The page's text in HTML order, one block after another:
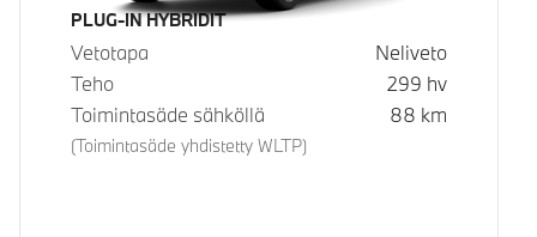
Käyttövoima
PLUG-IN HYBRIDIT
Vetotapa
Neliveto
Teho
299 hv
Toimintasäde sähköllä
(Toimintasäde yhdistetty WLTP)
88 km